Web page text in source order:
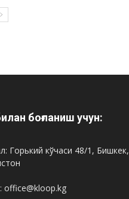
боғланиш учун:
Горький кўчаси 48/1, Бишкек,
office@kloop.kg